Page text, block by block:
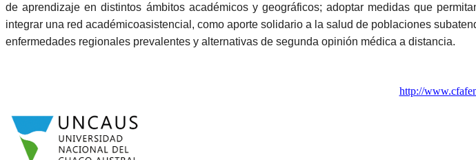
de aprendizaje en distintos ámbitos académicos y geográficos; adoptar medidas que
integrar una red académicoasistencial, como aporte solidario a la salud de poblaciones
enfermedades regionales prevalentes y alternativas de segunda opinión médica a distancia.
http://